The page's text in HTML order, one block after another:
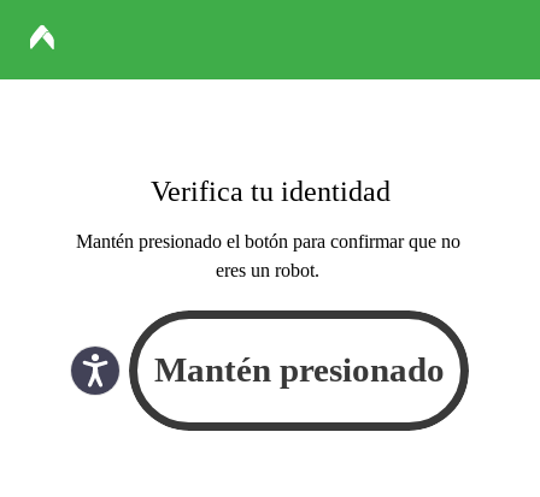
Verifica tu identidad
Mantén presionado el botón para confirmar que no
eres un robot.